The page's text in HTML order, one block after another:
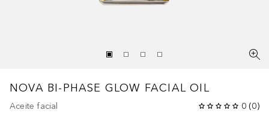
NOVA BI-PHASE GLOW FACIAL OIL
Aceite facial 0 (0)